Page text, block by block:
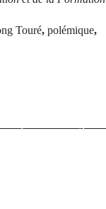
Touré,polémique,